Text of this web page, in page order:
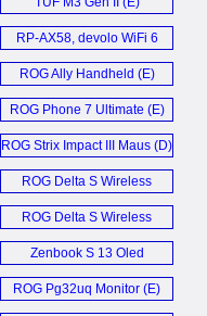
RP-AX58, devolo WiFi 6
Repeater 5400, AVM
FRITZ!Repeater 6000
Repeater (D)
ROG Ally Handheld (E)
ROG Phone 7 Ultimate (E)
ROG Strix Impact III Maus (D)
ROG Delta S Wireless
Gaming Headset (E)
ROG Delta S Wireless
Headset (E)
Zenbook S 13 Oled
Laptop (E)
ROG Pg32uq Monitor (E)